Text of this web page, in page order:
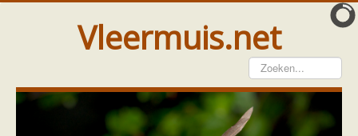
Vleermuis.net